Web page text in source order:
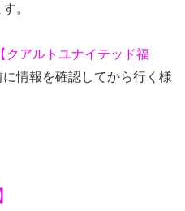
。
【クアルトユナイテッド福
情報を確認してから行く様